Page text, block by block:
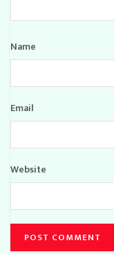
Name
Email
Website